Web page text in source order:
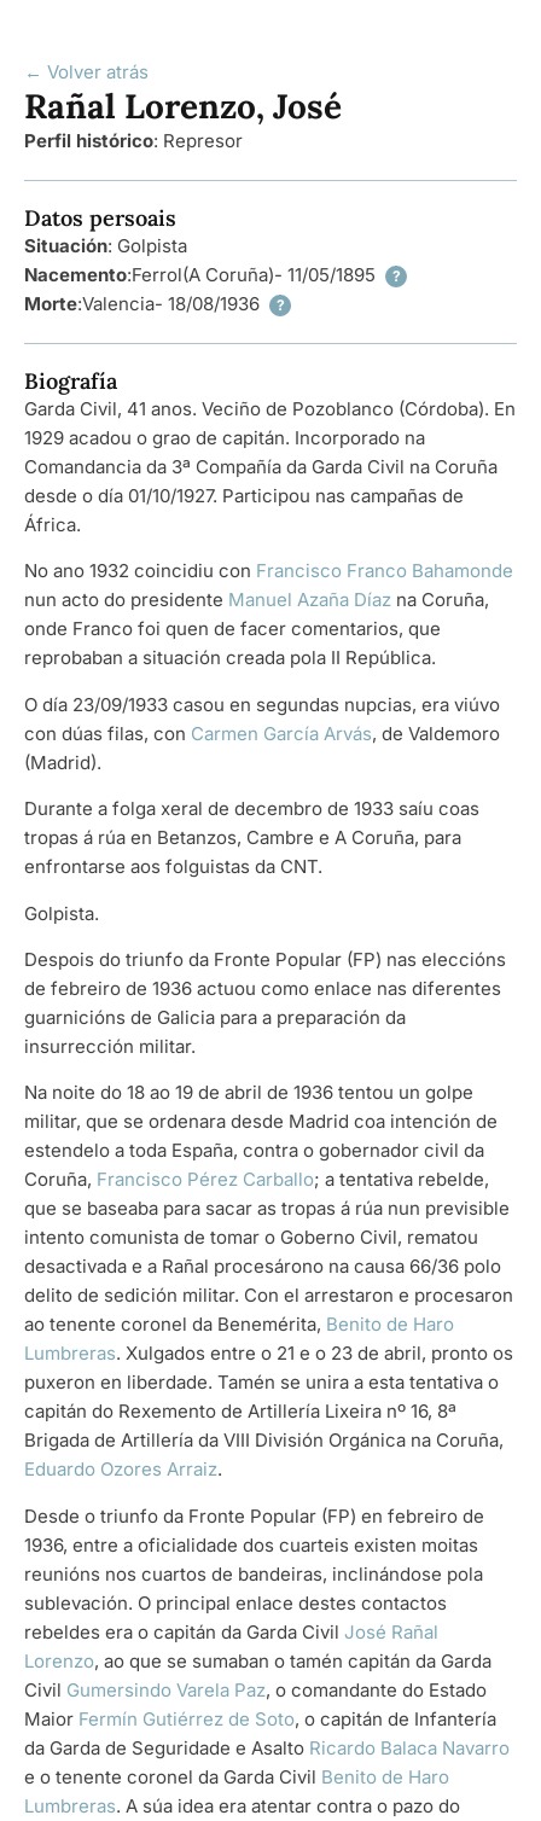
← Volver atrás
Rañal Lorenzo, José
Perfil histórico: Represor
Datos persoais
Situación: Golpista
Nacemento:Ferrol(A Coruña)- 11/05/1895 ?
Morte:Valencia- 18/08/1936 ?
Biografía
Garda Civil, 41 anos. Veciño de Pozoblanco (Córdoba). En
1929 acadou o grao de capitán. Incorporado na
Comandancia da 3ª Compañía da Garda Civil na Coruña
desde o día 01/10/1927. Participou nas campañas de
África.
No ano 1932 coincidiu con Francisco Franco Bahamonde
nun acto do presidente Manuel Azaña Díaz na Coruña,
onde Franco foi quen de facer comentarios, que
reprobaban a situación creada pola II República.
O día 23/09/1933 casou en segundas nupcias, era viúvo
con dúas filas, con Carmen García Arvás, de Valdemoro
(Madrid).
Durante a folga xeral de decembro de 1933 saíu coas
tropas á rúa en Betanzos, Cambre e A Coruña, para
enfrontarse aos folguistas da CNT.
Golpista.
Despois do triunfo da Fronte Popular (FP) nas eleccións
de febreiro de 1936 actuou como enlace nas diferentes
guarnicións de Galicia para a preparación da
insurrección militar.
Na noite do 18 ao 19 de abril de 1936 tentou un golpe
militar, que se ordenara desde Madrid coa intención de
estendelo a toda España, contra o gobernador civil da
Coruña, Francisco Pérez Carballo; a tentativa rebelde,
que se baseaba para sacar as tropas á rúa nun previsible
intento comunista de tomar o Goberno Civil, rematou
desactivada e a Rañal procesárono na causa 66/36 polo
delito de sedición militar. Con el arrestaron e procesaron
ao tenente coronel da Benemérita, Benito de Haro
Lumbreras. Xulgados entre o 21 e o 23 de abril, pronto os
puxeron en liberdade. Tamén se unira a esta tentativa o
capitán do Rexemento de Artillería Lixeira nº 16, 8ª
Brigada de Artillería da VIII División Orgánica na Coruña,
Eduardo Ozores Arraiz.
Desde o triunfo da Fronte Popular (FP) en febreiro de
1936, entre a oficialidade dos cuarteis existen moitas
reunións nos cuartos de bandeiras, inclinándose pola
sublevación. O principal enlace destes contactos
rebeldes era o capitán da Garda Civil José Rañal
Lorenzo, ao que se sumaban o tamén capitán da Garda
Civil Gumersindo Varela Paz, o comandante do Estado
Maior Fermín Gutiérrez de Soto, o capitán de Infantería
da Garda de Seguridade e Asalto Ricardo Balaca Navarro
e o tenente coronel da Garda Civil Benito de Haro
Lumbreras. A súa idea era atentar contra o pazo do